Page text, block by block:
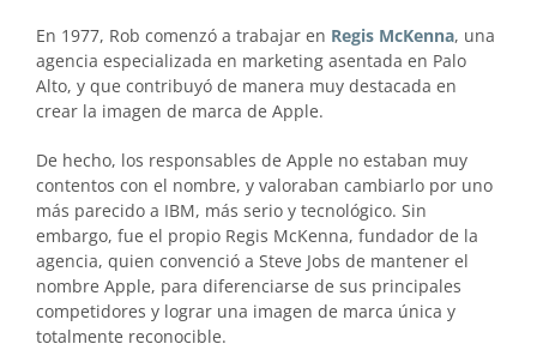
En 1977, Rob comenzó a trabajar en Regis McKenna, una
agencia especializada en marketing asentada en Palo
Alto, y que contribuyó de manera muy destacada en
crear la imagen de marca de Apple.
De hecho, los responsables de Apple no estaban muy
contentos con el nombre, y valoraban cambiarlo por uno
más parecido a IBM, más serio y tecnológico. Sin
embargo, fue el propio Regis McKenna, fundador de la
agencia, quien convenció a Steve Jobs de mantener el
nombre Apple, para diferenciarse de sus principales
competidores y lograr una imagen de marca única y
totalmente reconocible.